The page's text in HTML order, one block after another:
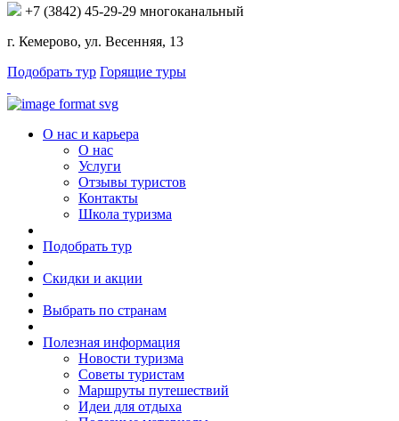
+7 (3842) 45-29-29 многоканальный
г. Кемерово, ул. Весенняя, 13
Подобрать тур Горящие туры
О нас и карьера
О нас
Услуги
Отзывы туристов
Контакты
Школа туризма
Подобрать тур
Скидки и акции
Выбрать по странам
Полезная информация
Новости туризма
Советы туристам
Маршруты путешествий
Идеи для отдыха